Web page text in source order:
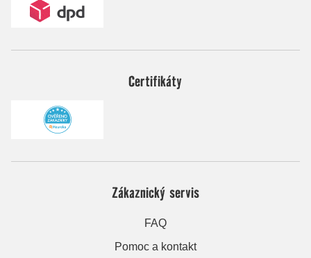
Certifikáty
Zákaznický servis
FAQ
Pomoc a kontakt